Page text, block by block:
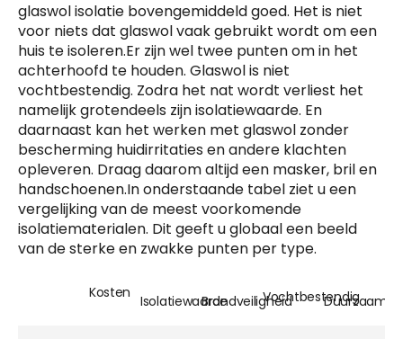
glaswol isolatie bovengemiddeld goed. Het is niet
voor niets dat glaswol vaak gebruikt wordt om een
huis te isoleren.Er zijn wel twee punten om in het
achterhoofd te houden. Glaswol is niet
vochtbestendig. Zodra het nat wordt verliest het
namelijk grotendeels zijn isolatiewaarde. En
daarnaast kan het werken met glaswol zonder
bescherming huidirritaties en andere klachten
opleveren. Draag daarom altijd een masker, bril en
handschoenen.In onderstaande tabel ziet u een
vergelijking van de meest voorkomende
isolatiematerialen. Dit geeft u globaal een beeld
van de sterke en zwakke punten per type.
Kosten
IsolatiewaardeBrandveiligheidVochtbestendig